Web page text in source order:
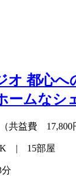
オ 都心へ
ームなシ
（共益費 17,800
| 15部屋